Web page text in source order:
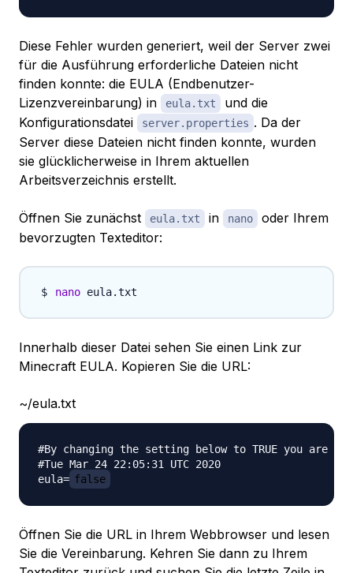
Diese Fehler wurden generiert, weil der Server zwei
für die Ausführung erforderliche Dateien nicht
finden konnte: die EULA (Endbenutzer-
Lizenzvereinbarung) in
eula.txt
und die
Konfigurationsdatei
server.properties . Da der
Server diese Dateien nicht finden konnte, wurden
sie glücklicherweise in Ihrem aktuellen
Arbeitsverzeichnis erstellt.
Öffnen Sie zunächst eula.txt in nano
oder Ihrem
bevorzugten Texteditor:
nano
Innerhalb dieser Datei sehen Sie einen Link zur
Minecraft EULA. Kopieren Sie die URL:
~/eula.txt
#By changing the setting below to TRUE you are
#Tue Mar 24 22:05:31 UTC 2020
eula= false
Öffnen Sie die URL in Ihrem Webbrowser und lesen
Sie die Vereinbarung. Kehren Sie dann zu Ihrem